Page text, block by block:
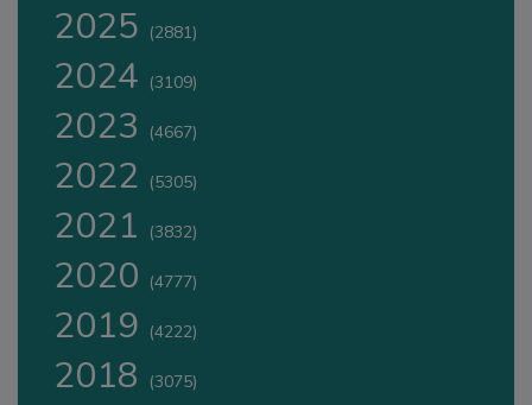
2025 (2881)
2024 (3109)
2023 (4667)
2022 (5305)
2021 (3832)
2020 (4777)
2019 (4222)
2018 (3075)